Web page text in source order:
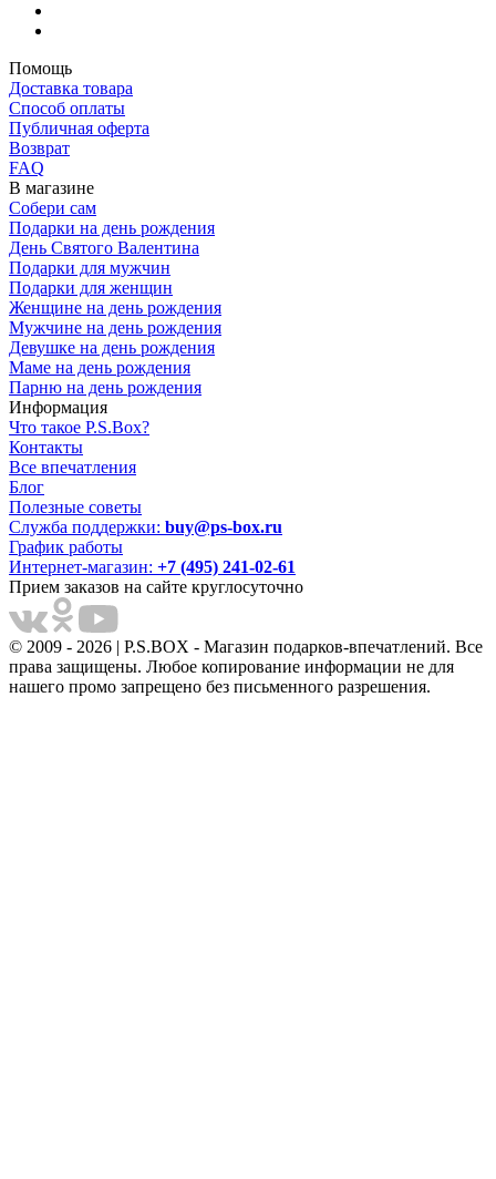
Помощь
Доставка товара
Способ оплаты
Публичная оферта
Возврат
FAQ
В магазине
Собери сам
Подарки на день рождения
День Святого Валентина
Подарки для мужчин
Подарки для женщин
Женщине на день рождения
Мужчине на день рождения
Девушке на день рождения
Маме на день рождения
Парню на день рождения
Информация
Что такое P.S.Box?
Контакты
Все впечатления
Блог
Полезные советы
Служба поддержки: buy@ps-box.ru
График работы
Интернет-магазин: +7 (495) 241-02-61
Прием заказов на сайте круглосуточно
© 2009 - 2026 | P.S.BOX - Магазин подарков-впечатлений. Все
права защищены. Любое копирование информации не для
нашего промо запрещено без письменного разрешения.